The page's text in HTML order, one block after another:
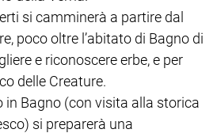
si camminerà a partire dal
poco oltre l’abitato di Bagno di
e riconoscere erbe, e per
delle Creature.
in Bagno (con visita alla storica
si preparerà una